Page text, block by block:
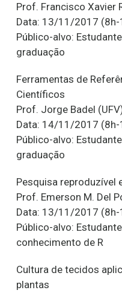
Prof. Francisco Xavier
Data: 13/11/2017 (8h-
Público-alvo:
graduação
Ferramentas de
Científicos
Prof. Jorge Badel
Data: 14/11/2017 (8h-
Público-alvo:
graduação
Pesquisa reproduzível
Prof. Emerson M. Del
Data: 13/11/2017 (8h-
Público-alvo:
conhecimento de R
Cultura de tecidos
plantas